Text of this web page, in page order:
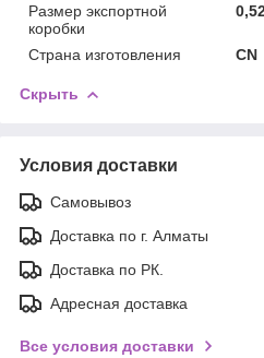
Размер экспортной
коробки
Страна изготовления CN
Скрыть
Условия доставки
Самовывоз
Доставка по г. Алматы
Доставка по РК.
Адресная доставка
Все условия доставки